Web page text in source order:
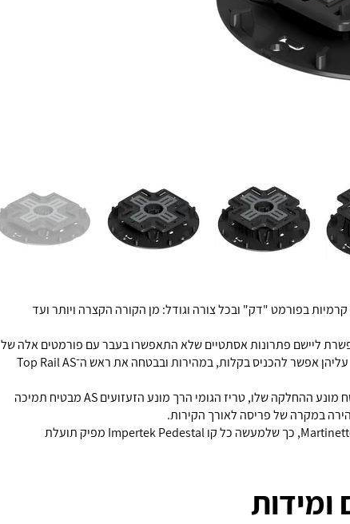
בפורמט "דק" ובכל צורה וגודל: מן הקורה הקצרה ויותר ועד
ליישם פתרונות אסתטיים שלא התאפשרו בעבר עם פורמטים אלה של
אריחים. ראש הקיבוע MegaMart ו־Balance Pro מבטיחים נעילה של קורות האלומיניום עליהן אפשר להכניס בקלות, במהירות ובבטחה את ראש ה־Top Rail AS
קוטרו של הראש הוא 120 מ""מ ואפשר למקם עליו כל פורמט של קורת אבן. הודות למשטח מונע ההחלקה שלו, טריז הגומי הרך מונע הזעזועים AS מבטיח תמיכה
בזכות צורתה הייחודית, אפשר גם להתקין את קורת Tile Rail בשילוב המוצרים מסדרת Martinetto, כך שלמעשה כל קו Impertek Pedestal מפיק תועלת